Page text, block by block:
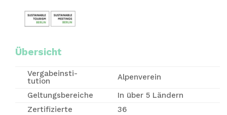
Übersicht
Vergabe­insti­
tution
Alpenverein
Geltungsbereiche
In über 5 Ländern
Zertifizierte
36